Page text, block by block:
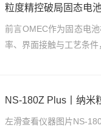
粒度精控破局固态电
前言OMEC作为固态电
率、界面接触与工艺条
NS-180Z Plus丨纳米
左滑查看仪器图片NS-